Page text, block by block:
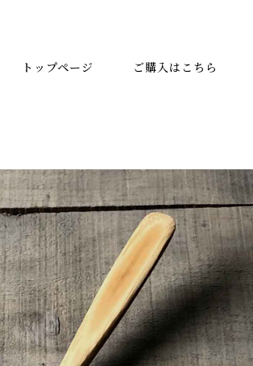
トップページ ご購入はこちら